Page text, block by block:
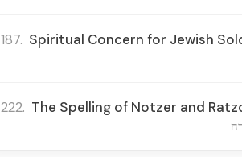
187. Spiritual Concern for Jewish
222. The Spelling of Notzer and